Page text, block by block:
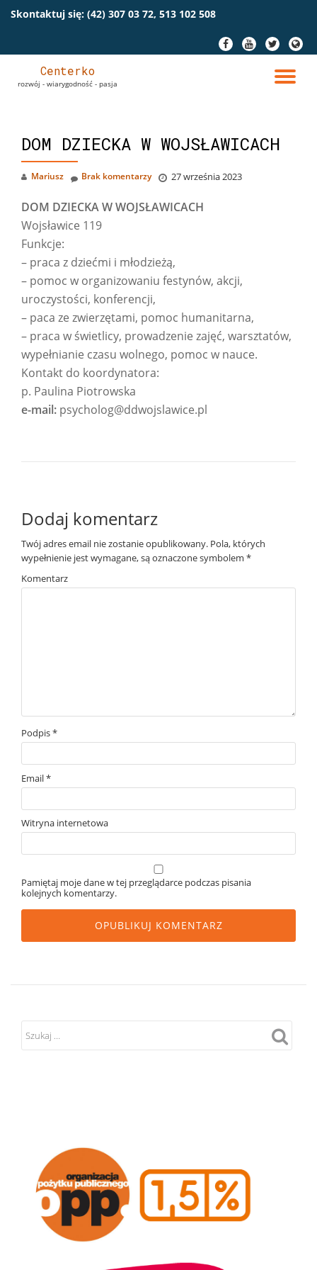
Skontaktuj się: (42) 307 03 72, 513 102 508
fa-
facebook
fa-
youtube
fa-
twitter
fa-
globe
Centerko
rozwój - wiarygodność - pasja
DOM DZIECKA W WOJSŁAWICACH
Mariusz 27 września 2023
Brak komentarzy
DOM DZIECKA W WOJSŁAWICACH
Wojsławice 119
Funkcje:
– praca z dziećmi i młodzieżą,
– pomoc w organizowaniu festynów, akcji,
uroczystości, konferencji,
– paca ze zwierzętami, pomoc humanitarna,
– praca w świetlicy, prowadzenie zajęć, warsztatów,
wypełnianie czasu wolnego, pomoc w nauce.
Kontakt do koordynatora:
p. Paulina Piotrowska
e-mail: psycholog@ddwojslawice.pl
Dodaj komentarz
Twój adres email nie zostanie opublikowany. Pola, których
wypełnienie jest wymagane, są oznaczone symbolem *
Komentarz
Podpis*
Email*
Witryna internetowa
Pamiętaj moje dane w tej przeglądarce podczas pisania
kolejnych komentarzy.